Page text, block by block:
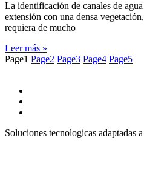
La identificación de canales de
extensión con una densa
requiera de mucho
Leer más »
Page1 Page2 Page3 Page4 Page5
Soluciones tecnologicas adaptadas